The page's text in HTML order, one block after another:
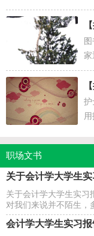
注
家
文
护
么
职场文书
关于会计学大学生
关于会计学大学生实习
对我们来说并不陌生，
会计学大学生实习